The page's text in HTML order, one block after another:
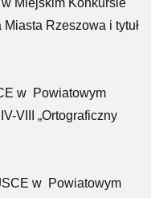
w Miejskim Konkursie
Rzeszowa i tytuł
w Powiatowym
VIII „Ortograficzny
w Powiatowym